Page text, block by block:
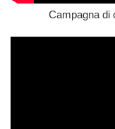
Campagna di